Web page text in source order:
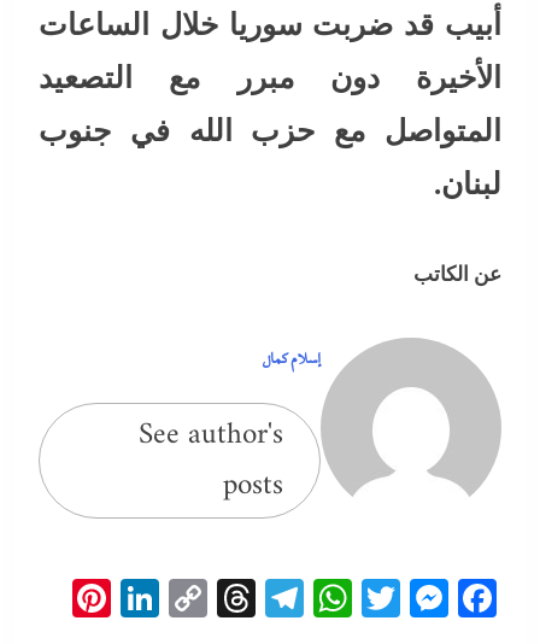
أبيب قد ضربت سوريا خلال الساعات
الأخيرة دون مبرر مع التصعيد
المتواصل مع حزب الله في جنوب
لبنان.
عن الكاتب
إسلام كمال
See author's
posts
Facebook
Messenger
Twitter
WhatsApp
Telegram
Threads
Copy